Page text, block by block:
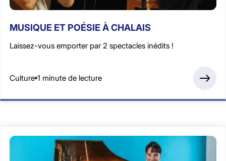
MUSIQUE ET POÉSIE À CHALAIS
Laissez-vous emporter par 2 spectacles inédits !
Culture 1 minute de lecture